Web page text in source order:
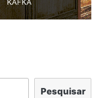
Pesquisar